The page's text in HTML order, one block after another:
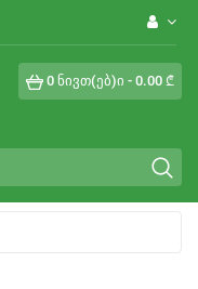
0 ნივთ(ებ)ი - 0.00 ₾